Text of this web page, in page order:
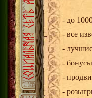
- до
- все
-
-
-
-